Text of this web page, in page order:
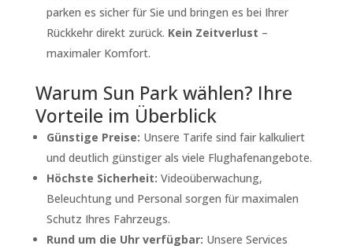
parken es sicher für Sie und bringen es bei Ihrer
Rückkehr direkt zurück. Kein Zeitverlust –
maximaler Komfort.
Warum Sun Park wählen? Ihre
Vorteile im Überblick
Günstige Preise: Unsere Tarife sind fair kalkuliert
und deutlich günstiger als viele Flughafenangebote.
Höchste Sicherheit: Videoüberwachung,
Beleuchtung und Personal sorgen für maximalen
Schutz Ihres Fahrzeugs.
Rund um die Uhr verfügbar: Unsere Services